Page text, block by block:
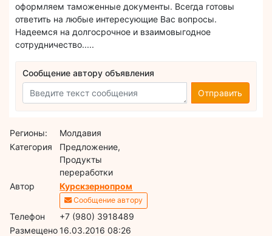
оформляем таможенные документы. Всегда готовы
ответить на любые интересующие Вас вопросы.
Надеемся на долгосрочное и взаимовыгодное
сотрудничество.....
Сообщение автору объявления
Отправить
Регионы:
Молдавия
Категория
Предложение,
Продукты
переработки
Автор
Курскзернопром
Сообщение автору
Телефон
+7 (980) 3918489
Размещено16.03.2016 08:26